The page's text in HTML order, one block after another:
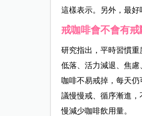
這樣表示。另外，最好
戒咖啡會不會有戒
研究指出，平時習慣
低落、活力減退、焦
咖啡不易戒掉，每天
議慢慢戒、循序漸進
慢減少咖啡飲用量。